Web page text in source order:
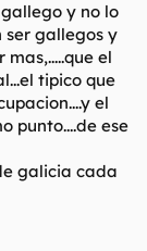
gallego y no lo
ser gallegos y
el
tipico que
el
punto....de ese
galicia cada